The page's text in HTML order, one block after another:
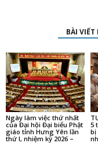
BÀI VIẾT
Ngày làm việc thứ nhất
của Đại hội Đại biểu Phật
giáo tỉnh Hưng Yên lần
thứ I, nhiệm kỳ 2026 –
5
bị